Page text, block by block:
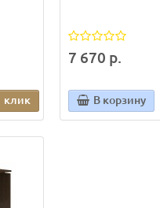
клик
7 670 р.
В корзину